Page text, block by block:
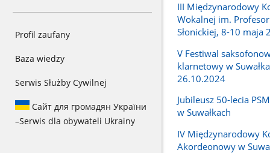
Profil zaufany
Baza wiedzy
Serwis Służby Cywilnej
Сайт для громадян України
–Serwis dla obywateli Ukrainy
III Międzynarodowy
Wokalnej im.
Słonickiej, 8-10 maja
V Festiwal
klarnetowy w
26.10.2024
Jubileusz 50-lecia
w Suwałkach
IV Międzynarodowy
Akordeonowy w